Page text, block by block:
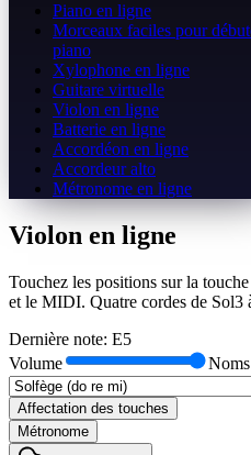
Piano en ligne
Morceaux faciles pour
piano
Xylophone en ligne
Guitare virtuelle
Violon en ligne
Batterie en ligne
Accordéon en ligne
Accordeur alto
Métronome en ligne
Violon en ligne
Touchez les positions sur la
et le MIDI. Quatre cordes de Sol3
Dernière note: E5
Volume
Affectation des touches
Métronome